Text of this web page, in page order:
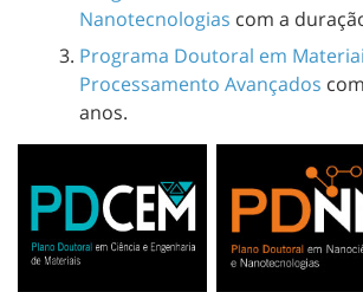
Nanotecnologias com a
Programa Doutoral em
Processamento Avançados
anos.